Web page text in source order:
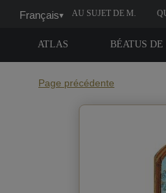
Français▾ AU SUJET DE M.
ATLAS BÉATUS
Page précédente